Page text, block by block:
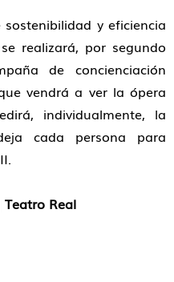
y eficiencia
realizará, por segundo
de concienciación
vendrá a ver la ópera
individualmente, la
cada persona para
Real